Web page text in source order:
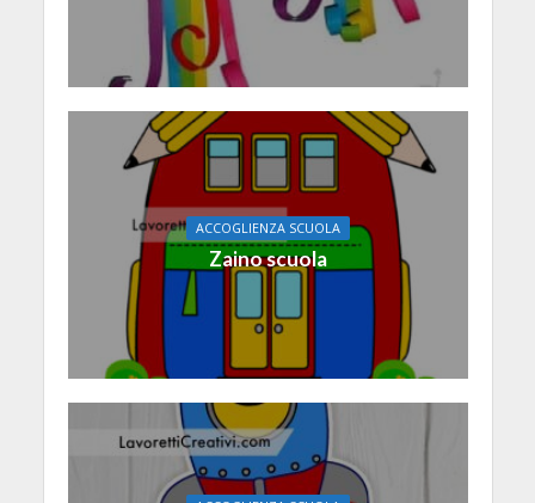
ACCOGLIENZA SCUOLA
Zaino scuola